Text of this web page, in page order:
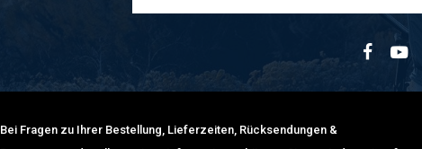
Bei Fragen zu Ihrer Bestellung, Lieferzeiten, Rücksendungen &